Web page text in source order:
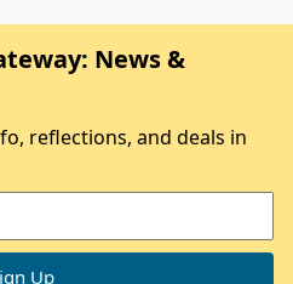
News &
reflections, and deals in